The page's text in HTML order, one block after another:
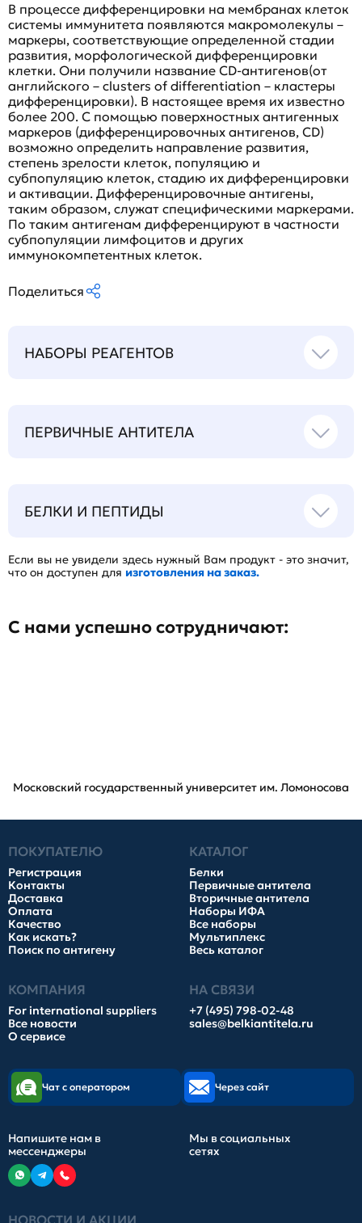
В процессе дифференцировки на мембранах клеток
системы иммунитета появляются макромолекулы –
маркеры, соответствующие определенной стадии
развития, морфологической дифференцировки
клетки. Они получили название CD-антигенов(от
английского – clusters of differentiation – кластеры
дифференцировки). В настоящее время их известно
более 200. С помощью поверхностных антигенных
маркеров (дифференцировочных антигенов, CD)
возможно определить направление развития,
степень зрелости клеток, популяцию и
субпопуляцию клеток, стадию их дифференцировки
и активации. Дифференцировочные антигены,
таким образом, служат специфическими маркерами.
По таким антигенам дифференцируют в частности
субпопуляции лимфоцитов и других
иммунокомпетентных клеток.
Поделиться
НАБОРЫ РЕАГЕНТОВ
ПЕРВИЧНЫЕ АНТИТЕЛА
БЕЛКИ И ПЕПТИДЫ
Если вы не увидели здесь нужный Вам продукт - это значит,
что он доступен для изготовления на заказ.
С нами успешно сотрудничают:
Московский государственный университет им. Ломоносова
ПОКУПАТЕЛЮ
Регистрация
Контакты
Доставка
Оплата
Качество
Как искать?
Поиск по антигену
КАТАЛОГ
Белки
Первичные антитела
Вторичные антитела
Наборы ИФА
Все наборы
Мультиплекс
Весь каталог
КОМПАНИЯ
For international suppliers
Все новости
О сервисе
НА СВЯЗИ
+7 (495) 798-02-48
sales@belkiantitela.ru
Чат с оператором Через сайт
Напишите нам в
мессенджеры
Мы в социальных
сетях